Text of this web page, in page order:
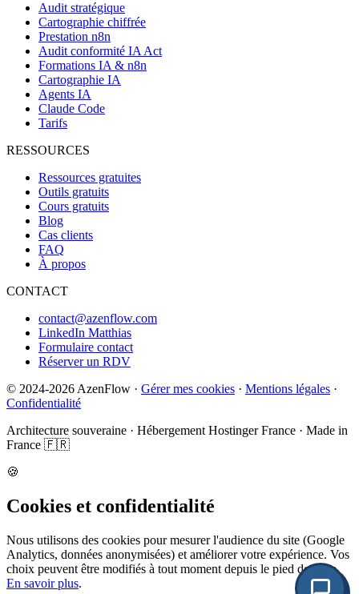
Audit stratégique
Cartographie chiffrée
Prestation n8n
Audit conformité IA Act
Formations IA & n8n
Cartographie IA
Agents IA
Claude Code
Tarifs
RESSOURCES
Ressources gratuites
Outils gratuits
Cours gratuits
Blog
Cas clients
FAQ
À propos
CONTACT
contact@azenflow.com
LinkedIn Matthias
Formulaire contact
Réserver un RDV
© 2024-2026 AzenFlow · Gérer mes cookies · Mentions légales ·
Confidentialité
Architecture souveraine · Hébergement Hostinger France · Made in
France 🇫🇷
🍪
Cookies et confidentialité
Nous utilisons des cookies pour mesurer l'audience du site (Google
Analytics, données anonymisées) et améliorer votre expérience. Vos
choix peuvent être modifiés à tout moment depuis le pied de page.
En savoir plus.